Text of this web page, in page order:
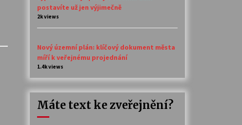
postavíte už jen výjimečně
2k views
Nový územní plán: klíčový dokument města
míří k veřejnému projednání
1.4k views
Máte text ke zveřejnění?